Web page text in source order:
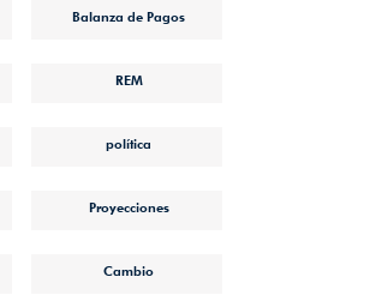
Balanza de Pagos
REM
política
Proyecciones
Cambio